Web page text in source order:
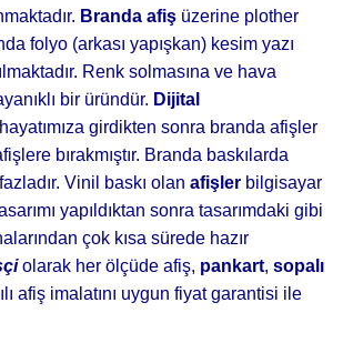
Branda afiş üzerine plother
folyo (arkası yapışkan) kesim yazı
Renk solmasına ve hava
bir üründür. Dijital
girdikten sonra branda afişler
bırakmıştır. Branda baskılarda
Vinil baskı olan afişler bilgisayar
yapıldıktan sonra tasarımdaki gibi
çok kısa sürede hazır
olarak her ölçüde afiş, pankart, sopalı
afiş imalatını uygun fiyat garantisi ile